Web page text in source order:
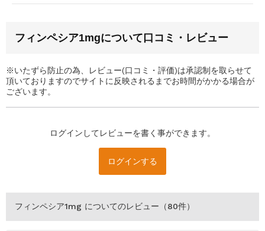
フィンペシア1mgについて口コミ・レビュー
※いたずら防止の為、レビュー(口コミ・評価)は承認制を取らせて
頂いておりますのでサイトに反映されるまでお時間がかかる場合が
ございます。
ログインしてレビューを書く事ができます。
ログインする
フィンペシア1mg についてのレビュー（80件）